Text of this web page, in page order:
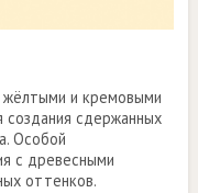
и кремовыми
создания сдержанных
Особой
с древесными
оттенков.